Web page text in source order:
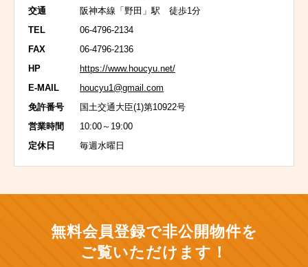
交通
阪神本線「野田」駅 徒歩1分
TEL
06-4796-2134
FAX
06-4796-2136
HP
https://www.houcyu.net/
E-MAIL
houcyu1@gmail.com
免許番号
国土交通大臣(1)第10922号
営業時間
10:00～19:00
定休日
毎週水曜日
無料会員登録で非公開物件を
ご覧いただけます！